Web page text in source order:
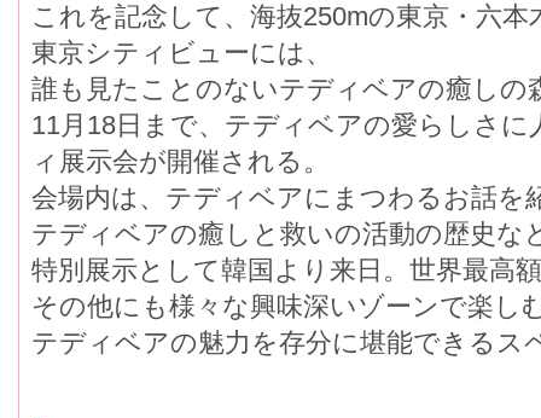
これを記念して、海抜250mの東京・六
東京シティビューには、
誰も見たことのないテディベアの癒しの
11月18日まで、テディベアの愛らしさ
ィ展示会が開催される。
会場内は、テディベアにまつわるお話を
テディベアの癒しと救いの活動の歴史な
特別展示として韓国より来日。世界最高
その他にも様々な興味深いゾーンで楽し
テディベアの魅力を存分に堪能できるス